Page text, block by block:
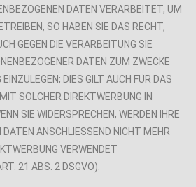
DATEN VERARBEITET, UM
SO HABEN SIE DAS RECHT,
GEGEN DIE VERARBEITUNG SIE
DATEN ZUM ZWECKE
DIES GILT AUCH FÜR DAS
SOLCHER DIREKTWERBUNG IN
SIE WIDERSPRECHEN, WERDEN IHRE
DATEN ANSCHLIESSEND NICHT MEHR
VERWENDET
21 ABS. 2 DSGVO).